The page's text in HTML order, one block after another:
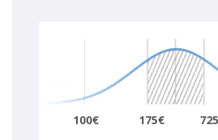
100€ 175€